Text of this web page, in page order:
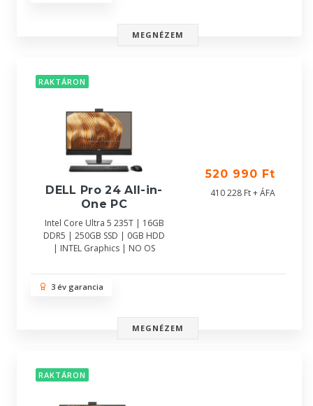
MEGNÉZEM
RAKTÁRON
DELL Pro 24 All-in-
One PC
Intel Core Ultra 5 235T | 16GB
DDR5 | 250GB SSD | 0GB HDD
| INTEL Graphics | NO OS
520 990 Ft
410 228 Ft + ÁFA
3 év garancia
MEGNÉZEM
RAKTÁRON